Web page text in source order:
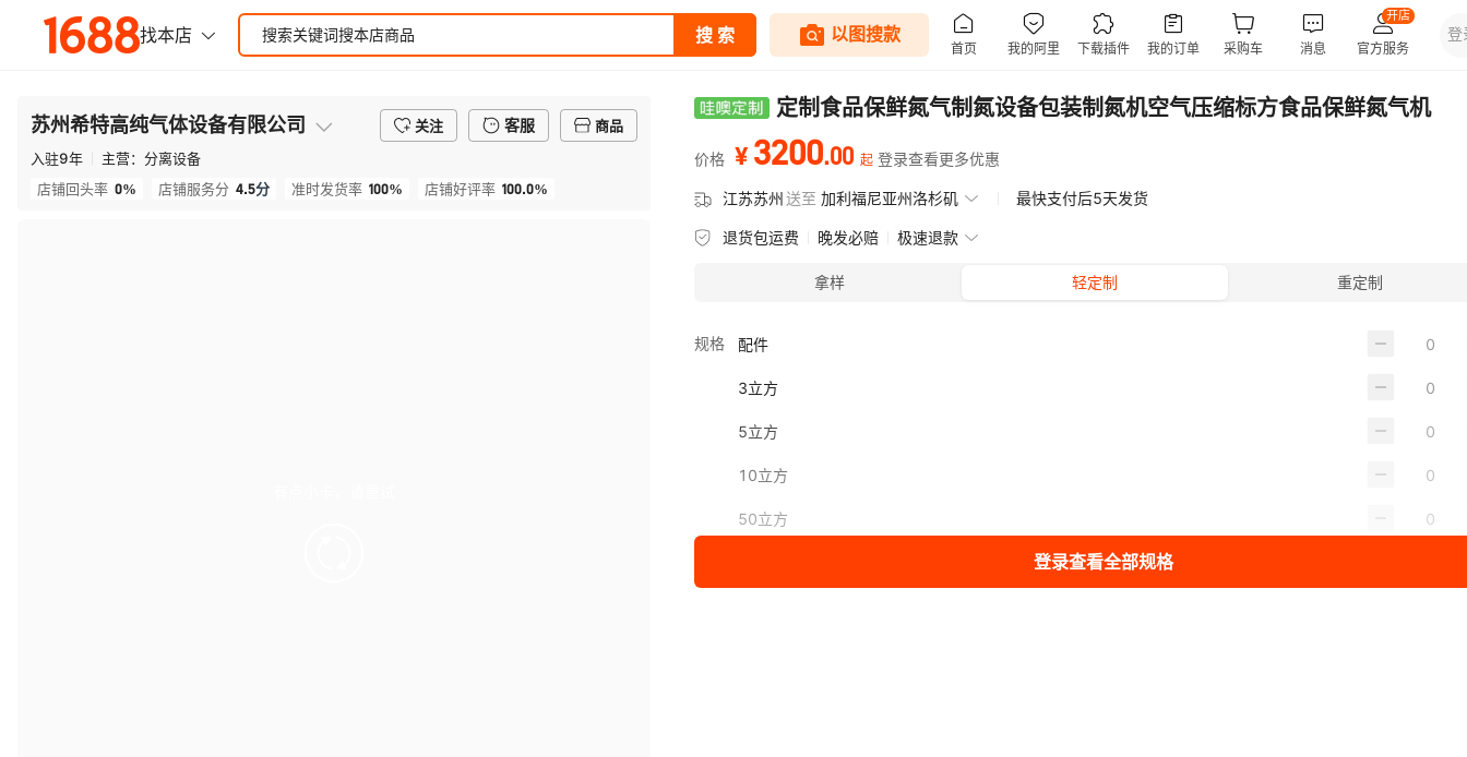
苏州希特高纯气体设备有限公司 关注 客服
商品
入驻9年 主营： 分离设备
店铺回头率 0% 店铺服务分 4.5分 准时发货率 100% 店铺好评率 100.0%
定制食品保鲜氮气制氮设备包装制氮机空气压缩标方食品保鲜氮气机
价格 ¥ 3200.00 起 登录查看更多优惠
江苏苏州送至 加利福尼亚州洛杉矶 最快支付后5天发货
退货包运费 晚发必赔 极速退款
拿样 轻定制 重定制
规格 配件
3立方
5立方
10立方
50立方
登录查看全部规格